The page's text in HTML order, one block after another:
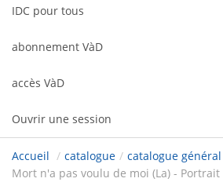
IDC pour tous
abonnement VàD
accès VàD
Ouvrir une session
Accueil / catalogue / catalogue général
Mort n'a pas voulu de moi (La) -